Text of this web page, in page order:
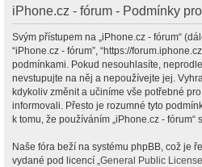
iPhone.cz - fórum - Podmínky
Svým přístupem na „iPhone.cz - fórum“
“iPhone.cz - fórum”, “https://
podmínkami. Pokud nesouhlasíte,
nevstupujte na něj a nepoužívejte jej.
kdykoliv změnit a učiníme vše potřebné
informovali. Přesto je rozumné tyto
k tomu, že používáním „iPhone.cz - fórum“
Naše fóra beží na systému phpBB, což je
vydané pod licencí „General Public License